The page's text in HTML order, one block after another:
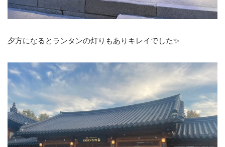
夕方になるとランタンの灯りもありキレイでした✨